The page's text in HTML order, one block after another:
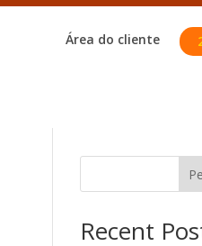
Área do cliente
Recent